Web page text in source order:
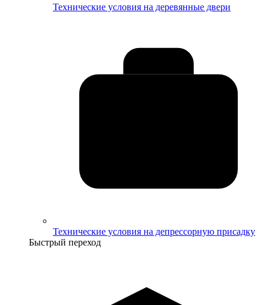
Технические условия на деревянные двери
Технические условия на депрессорную присадку
Быстрый переход